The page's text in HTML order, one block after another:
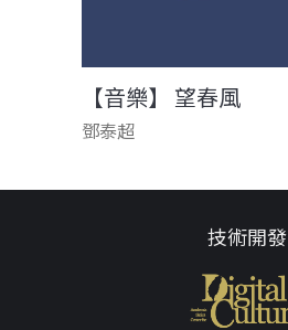
【音樂】 望春風
鄧泰超
技術開發